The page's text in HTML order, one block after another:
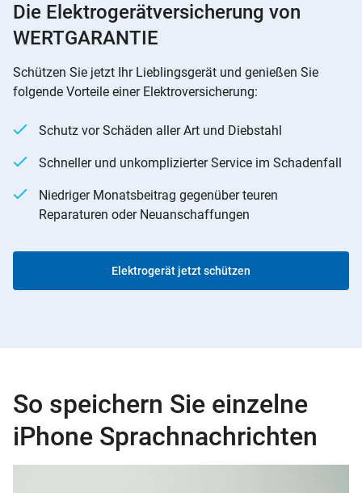
Die Elektrogerätversicherung von
WERTGARANTIE
Schützen Sie jetzt Ihr Lieblingsgerät und genießen Sie
folgende Vorteile einer Elektroversicherung:
Schutz vor Schäden aller Art und Diebstahl
Schneller und unkomplizierter Service im Schadenfall
Niedriger Monatsbeitrag gegenüber teuren
Reparaturen oder Neuanschaffungen
Elektrogerät jetzt schützen
So speichern Sie einzelne
iPhone Sprachnachrichten